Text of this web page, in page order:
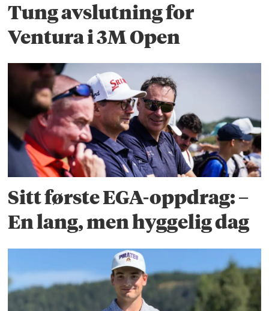
Tung avslutning for
Ventura i 3M Open
Sitt første EGA-oppdrag: –
En lang, men hyggelig dag